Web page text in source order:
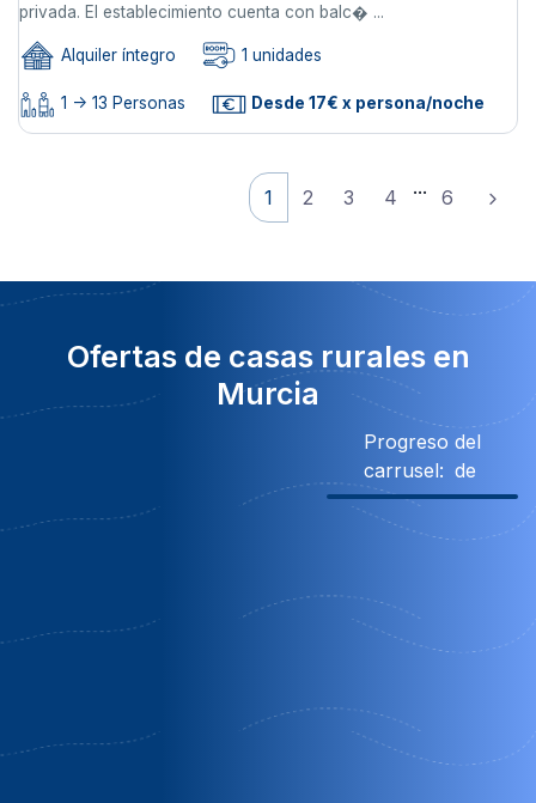
privada. El establecimiento cuenta con balc� ...
Alquiler íntegro 1 unidades
1 -> 13 Personas Desde 17€ x persona/noche
1 2 3 4 ... 6
Ofertas de casas rurales en
Murcia
Progreso del
carrusel: de